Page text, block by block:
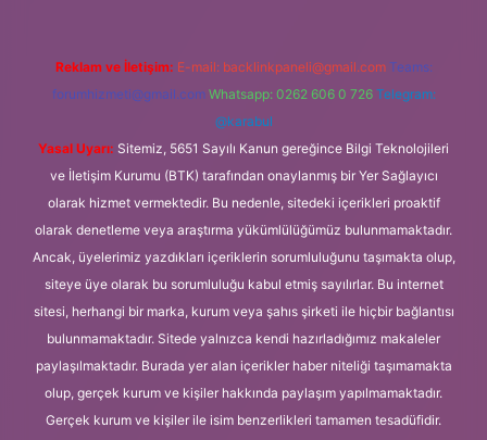
Reklam ve İletişim: E-mail: backlinkpaneli@gmail.com Teams:
forumhizmeti@gmail.com Whatsapp: 0262 606 0 726 Telegram:
@karabul
Yasal Uyarı: Sitemiz, 5651 Sayılı Kanun gereğince Bilgi Teknolojileri
ve İletişim Kurumu (BTK) tarafından onaylanmış bir Yer Sağlayıcı
olarak hizmet vermektedir. Bu nedenle, sitedeki içerikleri proaktif
olarak denetleme veya araştırma yükümlülüğümüz bulunmamaktadır.
Ancak, üyelerimiz yazdıkları içeriklerin sorumluluğunu taşımakta olup,
siteye üye olarak bu sorumluluğu kabul etmiş sayılırlar. Bu internet
sitesi, herhangi bir marka, kurum veya şahıs şirketi ile hiçbir bağlantısı
bulunmamaktadır. Sitede yalnızca kendi hazırladığımız makaleler
paylaşılmaktadır. Burada yer alan içerikler haber niteliği taşımamakta
olup, gerçek kurum ve kişiler hakkında paylaşım yapılmamaktadır.
Gerçek kurum ve kişiler ile isim benzerlikleri tamamen tesadüfidir.